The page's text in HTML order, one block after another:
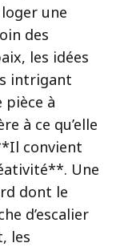
une
des
les idées
intrigant
pièce à
à ce qu’elle
convient
Une
dont le
d’escalier
les